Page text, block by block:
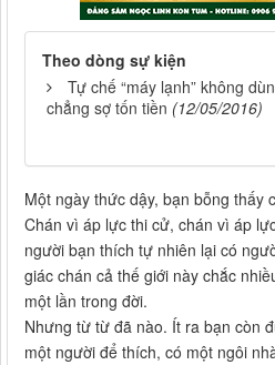
Theo dòng sự kiện
Tự chế “máy lạnh” không
chẳng sợ tốn tiền (12/05/2016)
Một ngày thức dậy, bạn bỗng thấy
Chán vì áp lực thi cử, chán vì áp
người bạn thích tự nhiên lại có
giác chán cả thế giới này chắc
một lần trong đời.
Nhưng từ từ đã nào. Ít ra bạn còn
một người để thích, có một ngôi